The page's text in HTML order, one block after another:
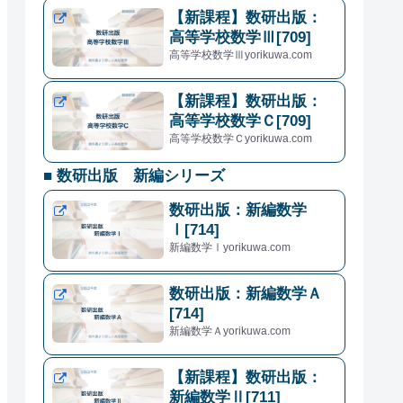
【新課程】数研出版：
高等学校数学Ⅲ[709]
高等学校数学Ⅲyorikuwa.com
【新課程】数研出版：
高等学校数学Ｃ[709]
高等学校数学Ｃyorikuwa.com
■ 数研出版 新編シリーズ
数研出版：新編数学
Ⅰ[714]
新編数学Ⅰyorikuwa.com
数研出版：新編数学Ａ
[714]
新編数学Ａyorikuwa.com
【新課程】数研出版：
新編数学Ⅱ[711]